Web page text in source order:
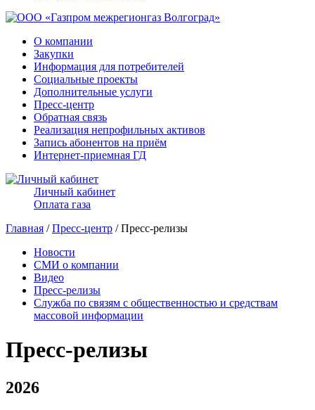
О компании
Закупки
Информация для потребителей
Социальные проекты
Дополнительные услуги
Пресс-центр
Обратная связь
Реализация непрофильных активов
Запись абонентов на приём
Интернет-приемная ГД
Личный кабинет
Оплата газа
Главная /Пресс-центр / Пресс-релизы
Новости
СМИ о компании
Видео
Пресс-релизы
Служба по связям с общественностью и средствам
массовой информации
Пресс-релизы
2026